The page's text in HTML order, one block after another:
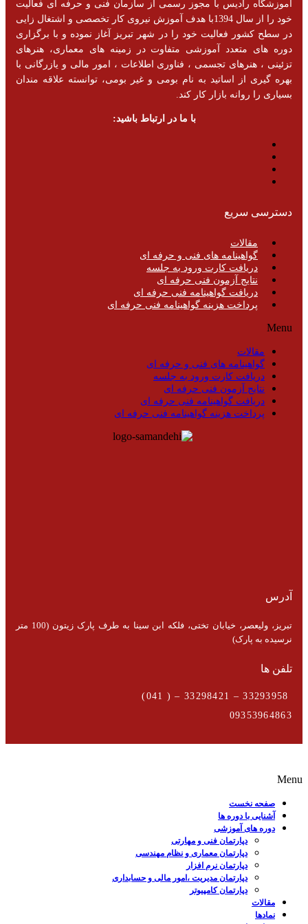
آموزشگاه رادیس با مجوز رسمی از سازمان فنی و حرفه ای فعالیت
خود را از سال 1394با هدف آموزش نیروی کار تخصصی و اشتغال زایی
در سطح کشور فعالیت خود را در شهر تبریز آغاز نموده و با برگزاری
دوره های متعدد آموزشی متفاوت در زمینه های معماری، هنرهای
تزئینی ، هنرهای تجسمی ، فناوری اطلاعات ، امور مالی و یازرگانی با
بهره گیری از اساتید به نام بومی و غیر بومی، توانسته علاقه مندان
بسیاری را روانه بازار کار کند.
با ما در ارتباط باشید:
دسترسی سریع
مقالات
گواهینامه های فنی و حرفه ای
دریافت کارت ورود به جلسه
نتایج آزمون فنی حرفه ای
دریافت گواهینامه فنی حرفه ای
پرداخت هزینه گواهینامه فنی حرفه ای
Menu
مقالات
گواهینامه های فنی و حرفه ای
دریافت کارت ورود به جلسه
نتایج آزمون فنی حرفه ای
دریافت گواهینامه فنی حرفه ای
پرداخت هزینه گواهینامه فنی حرفه ای
آدرس
تبریز، ولیعصر، خیابان تختی، فلکه ابن سینا به طرف پارک زیتون (100 متر
نرسیده به پارک)
تلفن ها
09353964863
Menu
صفحه نخست
آشنایی با دوره ها
دوره های آموزشی
دپارتمان فنی و مهارتی
دپارتمان معماری و نظام مهندسی
دپارتمان نرم افزار
دپارتمان مدیریت ،امور مالی و حسابداری
دپارتمان کامپیوتر
مقالات
نمادها